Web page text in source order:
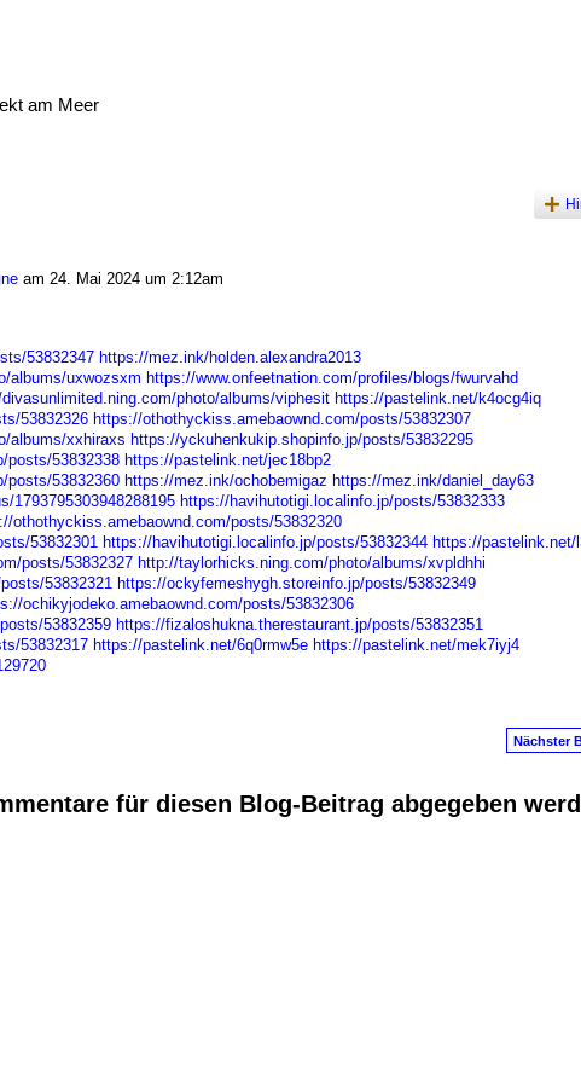
am Meer
am 24. Mai 2024 um 2:12am
53832347 https://mez.ink/holden.alexandra2013
albums/uxwozsxm https://www.onfeetnation.com/profiles/blogs/fwurvahd
photo/albums/viphesit https://pastelink.net/k4ocg4iq
53832326 https://othothyckiss.amebaownd.com/posts/53832307
albums/xxhiraxs https://yckuhenkukip.shopinfo.jp/posts/53832295
posts/53832338 https://pastelink.net/jec18bp2
posts/53832360 https://mez.ink/ochobemigaz https://mez.ink/daniel_day63
1793795303948288195 https://havihutotigi.localinfo.jp/posts/53832333
othothyckiss.amebaownd.com/posts/53832320
53832301 https://havihutotigi.localinfo.jp/posts/53832344 https://pastelink.net/
posts/53832327 http://taylorhicks.ning.com/photo/albums/xvpldhhi
53832321 https://ockyfemeshygh.storeinfo.jp/posts/53832349
ochikyjodeko.amebaownd.com/posts/53832306
53832359 https://fizaloshukna.therestaurant.jp/posts/53832351
53832317 https://pastelink.net/6q0rmw5e https://pastelink.net/mek7iyj4
Nächster
für diesen Blog-Beitrag abgegeben